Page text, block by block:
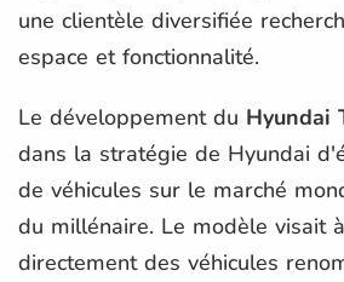
une clientèle diversifiée
espace et fonctionnalité.
Le développement du Hyundai
dans la stratégie de Hyundai
de véhicules sur le marché
du millénaire. Le modèle visait
directement des véhicules